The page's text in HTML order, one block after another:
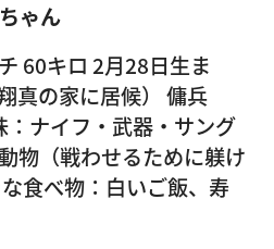
ゃん
60キロ 2月28日生ま
真の家に居候） 傭兵
：ナイフ・武器・サング
物（戦わせるために躾け
食べ物：白いご飯、寿